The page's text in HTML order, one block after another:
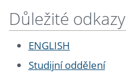
Důležité odkazy
ENGLISH
Studijní oddělení